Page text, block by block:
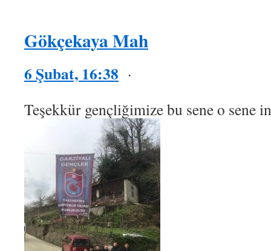
Gökçekaya Mah
6 Şubat, 16:38 ·
Teşekkür gençliğimize bu sene o sene